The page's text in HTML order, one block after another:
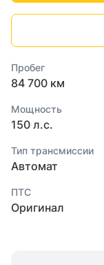
Пробег
84 700 км
Мощность
150 л.с.
Тип трансмиссии
Автомат
ПТС
Оригинал